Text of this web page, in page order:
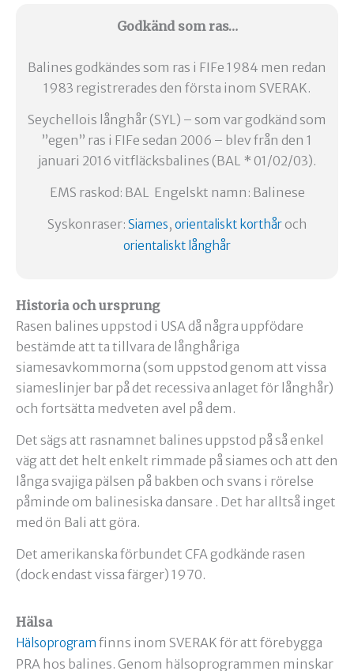
Godkänd som ras…
Balines godkändes som ras i FIFe 1984 men redan
1983 registrerades den första inom SVERAK.
Seychellois långhår (SYL) – som var godkänd som
”egen” ras i FIFe sedan 2006 – blev från den 1
januari 2016 vitfläcksbalines (BAL * 01/02/03).
EMS raskod: BAL Engelskt namn: Balinese
Syskonraser: Siames, orientaliskt korthåroch
orientaliskt långhår
Historia och ursprung
Rasen balines uppstod i USA då några uppfödare
bestämde att ta tillvara de långhåriga
siamesavkommorna (som uppstod genom att vissa
siameslinjer bar på det recessiva anlaget för långhår)
och fortsätta medveten avel på dem.
Det sägs att rasnamnet balines uppstod på så enkel
väg att det helt enkelt rimmade på siames och att den
långa svajiga pälsen på bakben och svans i rörelse
påminde om balinesiska dansare . Det har alltså inget
med ön Bali att göra.
Det amerikanska förbundet CFA godkände rasen
(dock endast vissa färger) 1970.
Hälsa
Hälsoprogram finns inom SVERAK för att förebygga
PRA hos balines. Genom hälsoprogrammen minskar